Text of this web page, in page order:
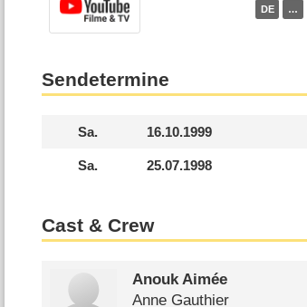
DE …
Sendetermine
Sa. 16.10.1999
Sa. 25.07.1998
Cast & Crew
Anouk Aimée
Anne Gauthier